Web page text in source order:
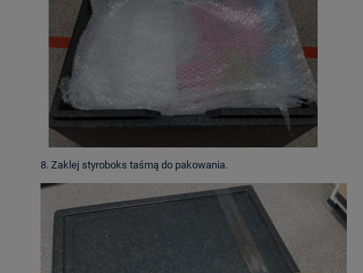
8. Zaklej styroboks taśmą do pakowania.